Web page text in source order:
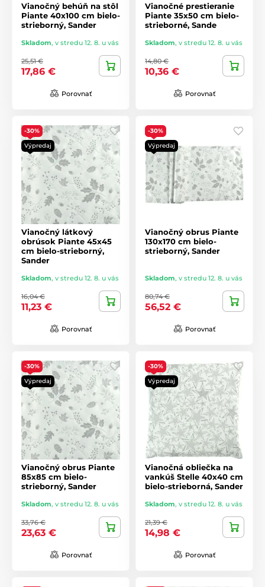
Vianočný behúň na stôl
Piante 40x100 cm bielo-
strieborný, Sander
Skladom, v stredu 12. 8. u vás
25,51 €
17,86 €
Porovnať
Vianočné prestieranie
Piante 35x50 cm bielo-
strieborné, Sande
Skladom, v stredu 12. 8. u vás
14,80 €
10,36 €
Porovnať
-30%
Výpredaj
Vianočný látkový
obrúsok Piante 45x45
cm bielo-strieborný,
Sander
Skladom, v stredu 12. 8. u vás
16,04 €
11,23 €
Porovnať
-30%
Výpredaj
Vianočný obrus Piante
130x170 cm bielo-
strieborný, Sander
Skladom, v stredu 12. 8. u vás
80,74 €
56,52 €
Porovnať
-30%
Výpredaj
Vianočný obrus Piante
85x85 cm bielo-
strieborný, Sander
Skladom, v stredu 12. 8. u vás
33,76 €
23,63 €
Porovnať
-30%
Výpredaj
Vianočná obliečka na
vankúš Stelle 40x40 cm
bielo-strieborná, Sander
Skladom, v stredu 12. 8. u vás
21,39 €
14,98 €
Porovnať